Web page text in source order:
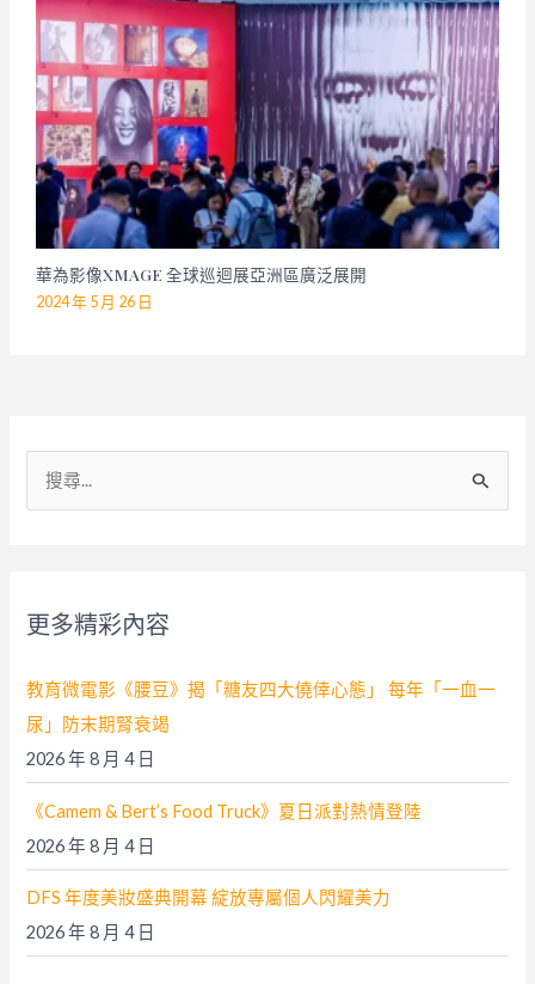
華為影像XMAGE 全球巡迴展亞洲區廣泛展開
2024 年 5 月 26 日
:
更多精彩內容
教育微電影《腰豆》揭「糖友四大僥倖心態」 每年「一血一
尿」防末期腎衰竭
2026 年 8 月 4 日
《Camem & Bert’s Food Truck》夏日派對熱情登陸
2026 年 8 月 4 日
DFS 年度美妝盛典開幕 綻放專屬個人閃耀美力
2026 年 8 月 4 日